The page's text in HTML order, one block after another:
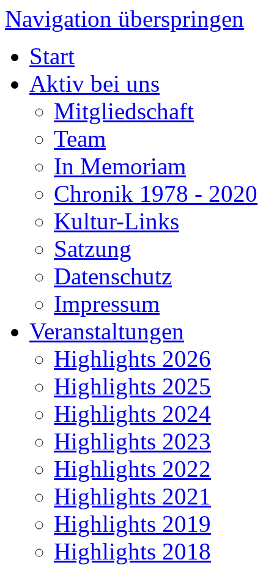
Navigation überspringen
Start
Aktiv bei uns
Mitgliedschaft
Team
In Memoriam
Chronik 1978 - 2020
Kultur-Links
Satzung
Datenschutz
Impressum
Veranstaltungen
Highlights 2026
Highlights 2025
Highlights 2024
Highlights 2023
Highlights 2022
Highlights 2021
Highlights 2019
Highlights 2018